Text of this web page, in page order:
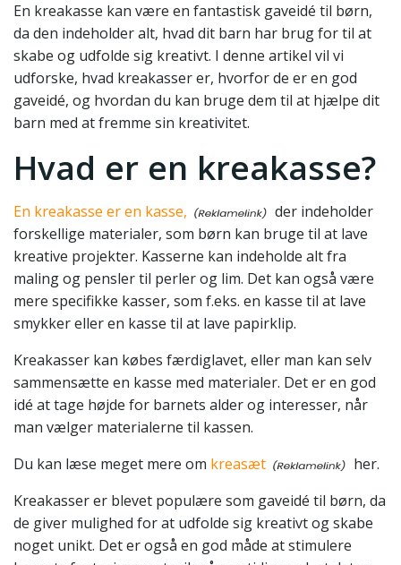
En kreakasse kan være en fantastisk gaveidé til børn,
da den indeholder alt, hvad dit barn har brug for til at
skabe og udfolde sig kreativt. I denne artikel vil vi
udforske, hvad kreakasser er, hvorfor de er en god
gaveidé, og hvordan du kan bruge dem til at hjælpe dit
barn med at fremme sin kreativitet.
Hvad er en kreakasse?
En kreakasse er en kasse,
der indeholder
forskellige materialer, som børn kan bruge til at lave
kreative projekter. Kasserne kan indeholde alt fra
maling og pensler til perler og lim. Det kan også være
mere specifikke kasser, som f.eks. en kasse til at lave
smykker eller en kasse til at lave papirklip.
Kreakasser kan købes færdiglavet, eller man kan selv
sammensætte en kasse med materialer. Det er en god
idé at tage højde for barnets alder og interesser, når
man vælger materialerne til kassen.
Du kan læse meget mere om kreasæt
her.
Kreakasser er blevet populære som gaveidé til børn, da
de giver mulighed for at udfolde sig kreativt og skabe
noget unikt. Det er også en god måde at stimulere